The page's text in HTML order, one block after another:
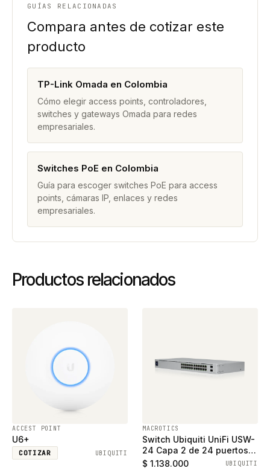
GUÍAS RELACIONADAS
Compara antes de cotizar este
producto
TP-Link Omada en Colombia
Cómo elegir access points, controladores,
switches y gateways Omada para redes
empresariales.
Switches PoE en Colombia
Guía para escoger switches PoE para access
points, cámaras IP, enlaces y redes
empresariales.
Productos relacionados
ACCEST POINT
U6+
COTIZAR UBIQUITI
MACROTICS
Switch Ubiquiti UniFi USW-
24 Capa 2 de 24 puertos
ethernet gigabit y 2
$ 1.138.000 UBIQUITI